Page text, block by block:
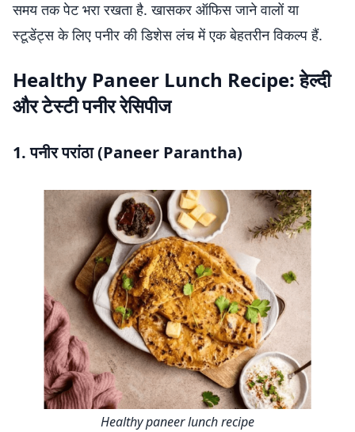
समय तक पेट भरा रखता है. खासकर ऑफिस जाने वालों या
स्टूडेंट्स के लिए पनीर की डिशेस लंच में एक बेहतरीन विकल्प हैं.
Healthy Paneer Lunch Recipe: हेल्दी
और टेस्टी पनीर रेसिपीज
1. पनीर परांठा (Paneer Parantha)
Healthy paneer lunch recipe